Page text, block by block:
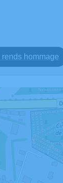
rends hommage